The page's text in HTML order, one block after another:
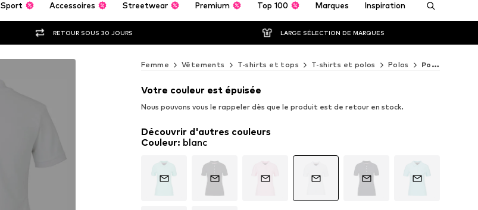
Sport Accessoires Streetwear Premium Top 100 Marques Inspiration
RETOUR SOUS 30 JOURS LARGE SÉLECTION DE MARQUES
Femme Vêtements T-shirts et tops T-shirts et polos Polos Polos 19V69 ITALIA
Votre couleur est épuisée
Nous pouvons vous le rappeler dès que le produit est de retour en stock.
Découvrir d'autres couleurs
Couleur: blanc